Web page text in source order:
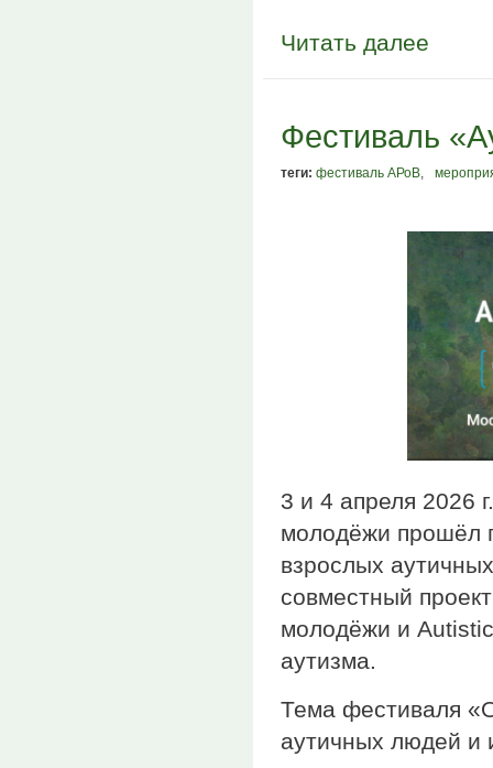
Читать далее
Фестиваль
теги: фестиваль АРоВ,
3 и 4 апреля 2026
молодёжи прошёл
взрослых
совместный
молодёжи и
аутизма.
Тема фестиваля
аутичных людей и